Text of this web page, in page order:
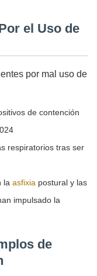
el Uso de
por mal uso de
de contención
respiratorios tras ser
la asfixia postural y las
impulsado la
de